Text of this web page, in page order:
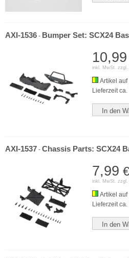
AXI-1536 - Bumper Set: SCX24
10,99
inkl. MwSt. zzgl.
Artikel
Lieferzeit
In den
AXI-1537 - Chassis Parts: SCX24
7,99 €
inkl. MwSt. zzgl.
Artikel
Lieferzeit
In den